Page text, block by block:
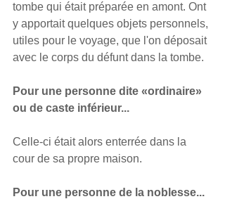
tombe qui était préparée en amont. Ont
y apportait quelques objets personnels,
utiles pour le voyage, que l'on déposait
avec le corps du défunt dans la tombe.
Pour une personne dite «ordinaire»
ou de caste inférieur...
Celle-ci était alors enterrée dans la
cour de sa propre maison.
Pour une personne de la noblesse...